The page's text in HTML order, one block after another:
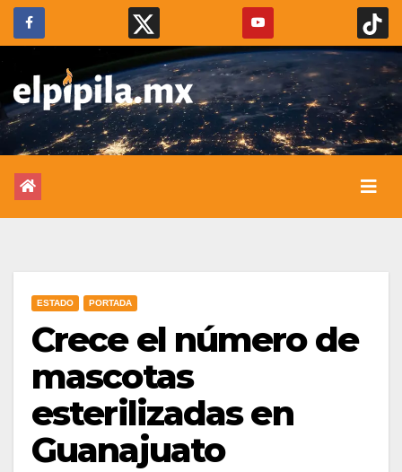
ESTADO PORTADA
Crece el número de
mascotas
esterilizadas en
Guanajuato